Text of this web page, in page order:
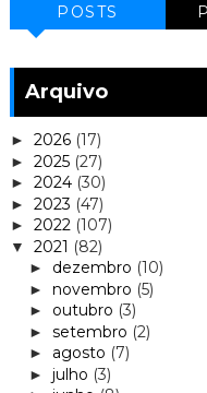
POSTS
Arquivo
► 2026 (17)
► 2025 (27)
► 2024 (30)
► 2023 (47)
► 2022 (107)
▼ 2021 (82)
► dezembro (10)
► novembro (5)
► outubro (3)
► setembro (2)
► agosto (7)
► julho (3)